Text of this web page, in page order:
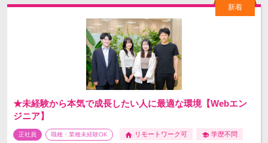
★未経験から本気で成長したい人に最適な環境【Webエン
ジニア】
正社員 職種・業種未経験OK リモートワーク可 学歴不問